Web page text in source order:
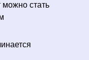
можно стать